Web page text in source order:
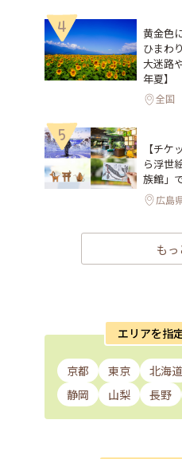
4
黄金色
ひまわ
大迷路
年夏】
全国
5
【チ
ら浮世
族館」
広島
もっ
エリアを指
京都 東京 北海道
静岡
山梨 長野